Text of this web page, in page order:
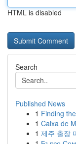
HTML is disabled
Search
Published News
1 Finding
1 Caixa de
1 제주 출장